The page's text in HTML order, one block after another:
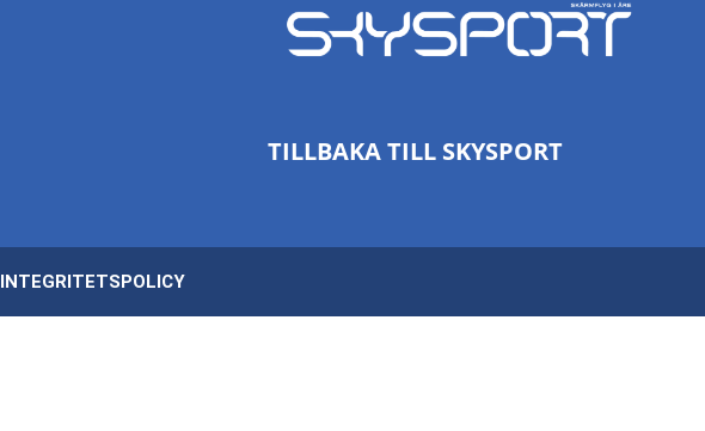
TILLBAKA TILL SKYSPORT
INTEGRITETSPOLICY